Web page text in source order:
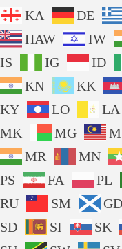
KA
DE
HAW
IW
IS
IG ID
KN
KK
KY
LO LA
MK
MG
MR
MN
PS
FA PL
RU
SM GD
SD
SI SK